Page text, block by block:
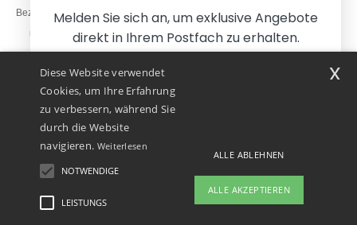
Bezahlung mit
Unsere Paketzusteller
Diese Website verwendet
Cookies, um Ihre Erfahrung
zu verbessern, während Sie
durch die Website
navigieren. Weiterlesen
NOTWENDIGE
LEISTUNGS
ALLE ABLEHNEN
ALLE AKZEPTIEREN
x
Melden Sie sich an, um exklusive Angebote
direkt in Ihrem Postfach zu erhalten.
Ja, ich möchte weniger
bezahlen